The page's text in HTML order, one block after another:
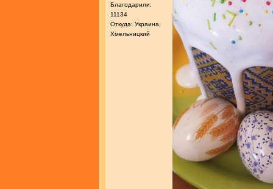
Благодарили:
11134
Откуда: Украина,
Хмельницкий